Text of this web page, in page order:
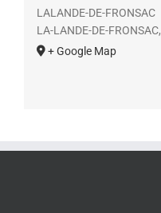
LALANDE-DE-FRONSAC
LA-LANDE-DE-FRONSAC,
+ Google Map